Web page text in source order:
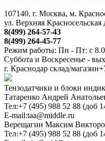
107140, г. Москва, м.
ул. Верхняя Красносельская
8(499) 264-57-43
8(499) 264-45-77
Режим работы: Пн - Пт: с
Суббота и Воскресенье -
г. Краснодар склад/магазин
Тензодатчики и блоки
Татаренко Андрей
Тел:+7 (495) 988 52 88 (доб
E-mail:taa@middle.ru
Верещагин Максим
Тел:+7 (495) 988 52 88 (доб